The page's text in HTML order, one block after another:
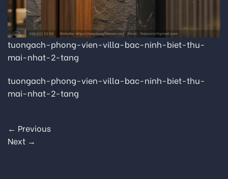
tuongach-phong-vien-villa-bac-ninh-biet-thu-
mai-nhat-2-tang
tuongach-phong-vien-villa-bac-ninh-biet-thu-
mai-nhat-2-tang
← Previous
Next →